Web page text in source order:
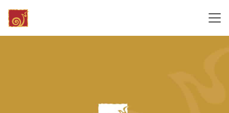
Skip
content
Search